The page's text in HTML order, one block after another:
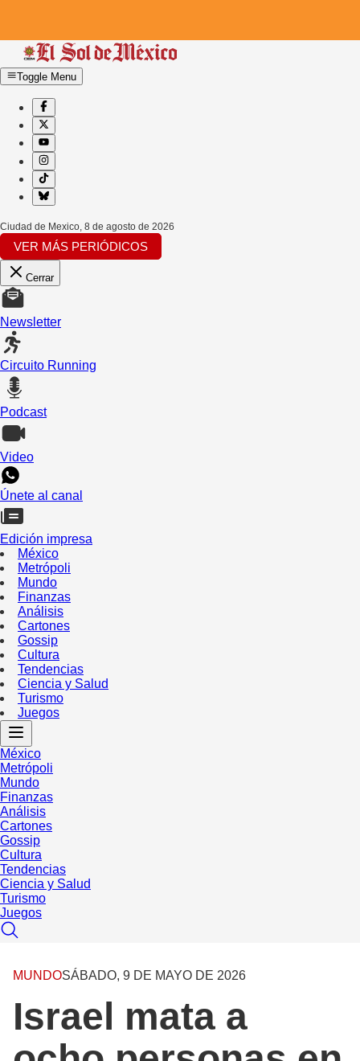
Toggle Menu
Ciudad de Mexico, 8 de agosto de 2026
VER MÁS PERIÓDICOS
Cerrar
Newsletter
Circuito Running
Podcast
Video
Únete al canal
Edición impresa
México
Metrópoli
Mundo
Finanzas
Análisis
Cartones
Gossip
Cultura
Tendencias
Ciencia y Salud
Turismo
Juegos
México
Metrópoli
Mundo
Finanzas
Análisis
Cartones
Gossip
Cultura
Tendencias
Ciencia y Salud
Turismo
Juegos
MUNDOSÁBADO, 9 DE MAYO DE 2026
Israel mata a